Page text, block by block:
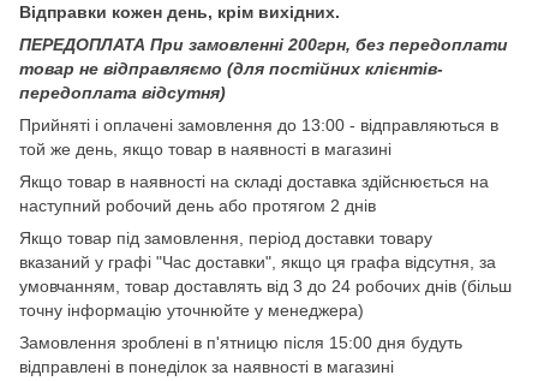
Відправки кожен день, крім вихідних.
ПЕРЕДОПЛАТА При замовленні 200грн, без передоплати
товар не відправляємо (для постійних клієнтів-
передоплата відсутня)
Прийняті і оплачені замовлення до 13:00 - відправляються в
той же день, якщо товар в наявності в магазині
Якщо товар в наявності на складі доставка здійснюється на
наступний робочий день або протягом 2 днів
Якщо товар під замовлення, період доставки товару
вказаний у графі "Час доставки", якщо ця графа відсутня, за
умовчанням, товар доставлять від 3 до 24 робочих днів (більш
точну інформацію уточнюйте у менеджера)
Замовлення зроблені в п'ятницю після 15:00 дня будуть
відправлені в понеділок за наявності в магазині